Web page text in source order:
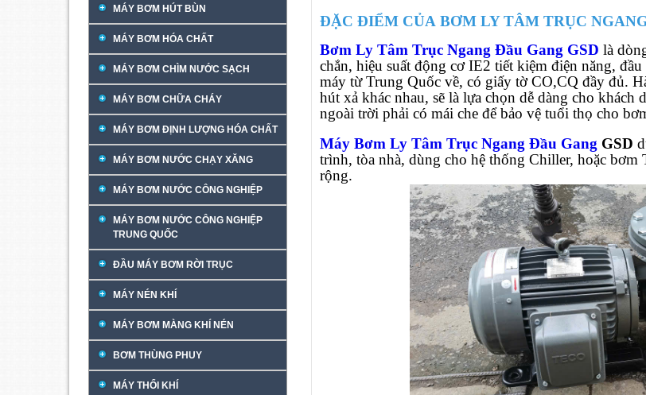
MÁY BƠM HÚT BÙN
MÁY BƠM HÓA CHẤT
MÁY BƠM CHÌM NƯỚC SẠCH
MÁY BƠM CHỮA CHÁY
MÁY BƠM ĐỊNH LƯỢNG HÓA CHẤT
MÁY BƠM NƯỚC CHẠY XĂNG
MÁY BƠM NƯỚC CÔNG NGHIỆP
MÁY BƠM NƯỚC CÔNG NGHIỆP
TRUNG QUỐC
ĐẦU MÁY BƠM RỜI TRỤC
MÁY NÉN KHÍ
MÁY BƠM MÀNG KHÍ NÉN
BƠM THÙNG PHUY
MÁY THỔI KHÍ
ĐẶC ĐIỂM CỦA BƠM LY TÂM TRỤC
Bơm Ly Tâm Trục Ngang Đầu Gang GSD là
chắn, hiệu suất động cơ IE2 tiết kiệm điện năng,
máy từ Trung Quốc về, có giấy tờ CO,CQ đầy đủ.
hút xả khác nhau, sẽ là lựa chọn dễ dàng cho
ngoài trời phải có mái che để bảo vệ tuổi thọ cho
Máy Bơm Ly Tâm Trục Ngang Đầu Gang GSD
trình, tòa nhà, dùng cho hệ thống Chiller, hoặc
rộng.